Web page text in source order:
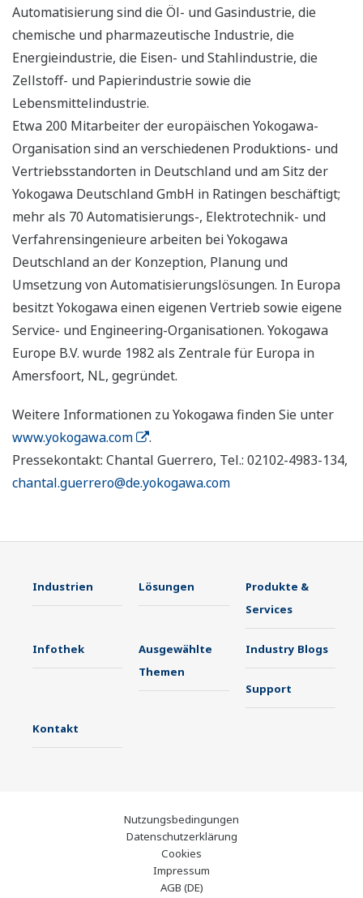
Automatisierung sind die Öl- und Gasindustrie, die
chemische und pharmazeutische Industrie, die
Energieindustrie, die Eisen- und Stahlindustrie, die
Zellstoff- und Papierindustrie sowie die
Lebensmittelindustrie.
Etwa 200 Mitarbeiter der europäischen Yokogawa-
Organisation sind an verschiedenen Produktions- und
Vertriebsstandorten in Deutschland und am Sitz der
Yokogawa Deutschland GmbH in Ratingen beschäftigt;
mehr als 70 Automatisierungs-, Elektrotechnik- und
Verfahrensingenieure arbeiten bei Yokogawa
Deutschland an der Konzeption, Planung und
Umsetzung von Automatisierungslösungen. In Europa
besitzt Yokogawa einen eigenen Vertrieb sowie eigene
Service- und Engineering-Organisationen. Yokogawa
Europe B.V. wurde 1982 als Zentrale für Europa in
Amersfoort, NL, gegründet.
Weitere Informationen zu Yokogawa finden Sie unter
www.yokogawa.com
.
Pressekontakt: Chantal Guerrero, Tel.: 02102-4983-134,
chantal.guerrero@de.yokogawa.com
Industrien Lösungen
Produkte &
Services
Infothek
Ausgewählte
Themen
Industry Blogs
Support
Kontakt
Nutzungsbedingungen
Datenschutzerklärung
Cookies
Impressum
AGB (DE)